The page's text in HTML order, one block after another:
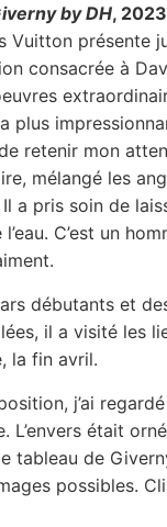
by DH, 2023
Vuitton présente
consacrée à
plus
retenir mon
mélangé les
a pris soin de
C’est un
débutants et
il a visité les
la fin avril.
j’ai
L’envers était orné
tableau de
possibles.